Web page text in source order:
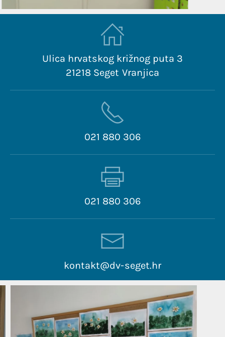
Ulica hrvatskog križnog puta 3
21218 Seget Vranjica
021 880 306
021 880 306
kontakt@dv-seget.hr